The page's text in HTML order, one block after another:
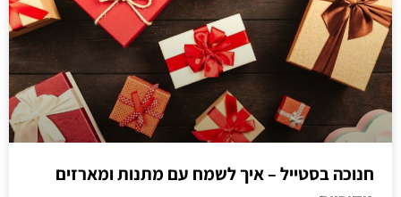
חנוכה בסטייל – איך לשמח עם מתנות ומארזים